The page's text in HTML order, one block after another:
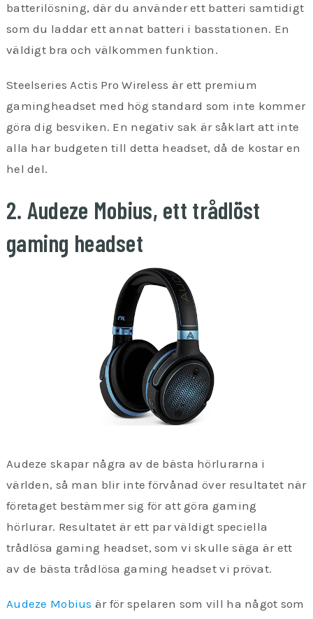
batterilösning, där du använder ett batteri samtidigt
som du laddar ett annat batteri i basstationen. En
väldigt bra och välkommen funktion.
Steelseries Actis Pro Wireless är ett premium
gamingheadset med hög standard som inte kommer
göra dig besviken. En negativ sak är såklart att inte
alla har budgeten till detta headset, då de kostar en
hel del.
2. Audeze Mobius, ett trådlöst
gaming headset
Audeze skapar några av de bästa hörlurarna i
världen, så man blir inte förvånad över resultatet när
företaget bestämmer sig för att göra gaming
hörlurar. Resultatet är ett par väldigt speciella
trådlösa gaming headset, som vi skulle säga är ett
av de bästa trådlösa gaming headset vi prövat.
Audeze Mobius är för spelaren som vill ha något som